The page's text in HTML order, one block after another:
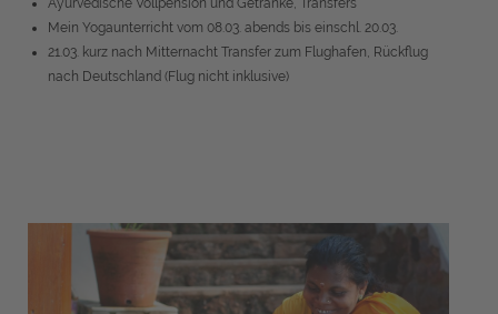
Ayurvedische Vollpension und Getränke, Transfers
Mein Yogaunterricht vom 08.03. abends bis einschl. 20.03.
21.03. kurz nach Mitternacht Transfer zum Flughafen, Rückflug
nach Deutschland (Flug nicht inklusive)